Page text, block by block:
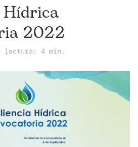
Hídrica
2022
lectura: 4 min.